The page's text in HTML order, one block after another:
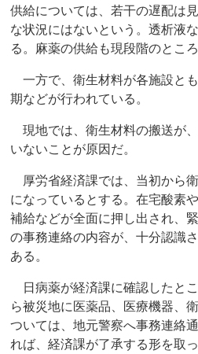
供給については、若干の遅配は
な状況にはないという。透析液
る。麻薬の供給も現段階のとこ
一方で、衛生材料が各施設と
期などが行われている。
現地では、衛生材料の搬送が
いないことが原因だ。
厚労省経済課では、当初から
になっているとする。在宅酸素
補給などが全面に押し出され、
の事務連絡の内容が、十分認識
ある。
日病薬が経済課に確認したと
ら被災地に医薬品、医療機器、
ついては、地元警察へ事務連絡
れば、経済課が了承する形を取